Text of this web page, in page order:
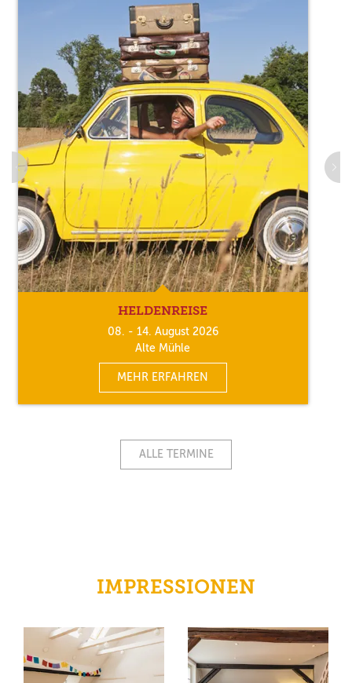
HELDENREISE
08. - 14. August 2026
Alte Mühle
MEHR ERFAHREN
ALLE TERMINE
IMPRESSIONEN